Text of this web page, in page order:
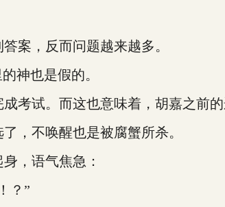
，反而问题越来越多。
神也是假的。
试。而这也意味着，胡嘉之前的
不唤醒也是被腐蟹所杀。
，语气焦急：
？”